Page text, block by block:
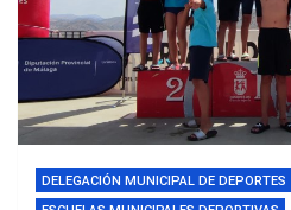
DELEGACIÓN MUNICIPAL DE DEPORTES